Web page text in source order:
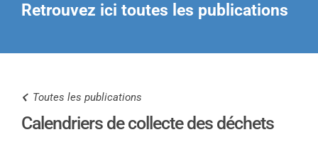
Retrouvez ici toutes les publications
Toutes les publications
Calendriers de collecte des déchets